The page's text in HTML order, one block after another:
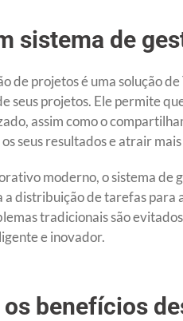
sistema de
de projetos é uma solução
seus projetos. Ele permite
assim como o
seus resultados e atrair
moderno, o sistema de
a distribuição de tarefas para
tradicionais são
e inovador.
os benefícios